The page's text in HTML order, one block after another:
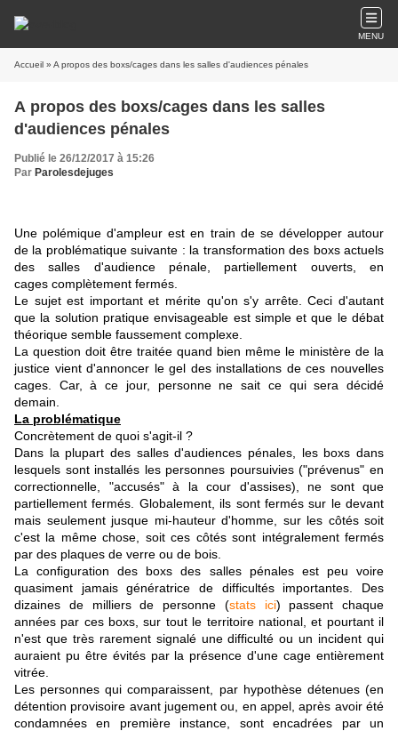
MENU
Accueil » A propos des boxs/cages dans les salles d'audiences pénales
A propos des boxs/cages dans les salles
d'audiences pénales
Publié le 26/12/2017 à 15:26
Par Parolesdejuges
Une polémique d'ampleur est en train de se développer autour
de la problématique suivante : la transformation des boxs actuels
des salles d'audience pénale, partiellement ouverts, en
cages complètement fermés.
Le sujet est important et mérite qu'on s'y arrête. Ceci d'autant
que la solution pratique envisageable est simple et que le débat
théorique semble faussement complexe.
La question doit être traitée quand bien même le ministère de la
justice vient d'annoncer le gel des installations de ces nouvelles
cages. Car, à ce jour, personne ne sait ce qui sera décidé
demain.
La problématique
Concrètement de quoi s'agit-il ?
Dans la plupart des salles d'audiences pénales, les boxs dans
lesquels sont installés les personnes poursuivies ("prévenus" en
correctionnelle, "accusés" à la cour d'assises), ne sont que
partiellement fermés. Globalement, ils sont fermés sur le devant
mais seulement jusque mi-hauteur d'homme, sur les côtés soit
c'est la même chose, soit ces côtés sont intégralement fermés
par des plaques de verre ou de bois.
La configuration des boxs des salles pénales est peu voire
quasiment jamais génératrice de difficultés importantes. Des
dizaines de milliers de personne (stats ici) passent chaque
années par ces boxs, sur tout le territoire national, et pourtant il
n'est que très rarement signalé une difficulté ou un incident qui
auraient pu être évités par la présence d'une cage entièrement
vitrée.
Les personnes qui comparaissent, par hypothèse détenues (en
détention provisoire avant jugement ou, en appel, après avoir été
condamnées en première instance, sont encadrées par un